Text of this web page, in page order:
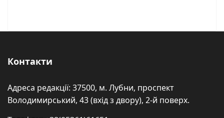
Контакти
Адреса редакції: 37500, м. Лубни, проспект
Володимирський, 43 (вхід з двору), 2-й поверх.